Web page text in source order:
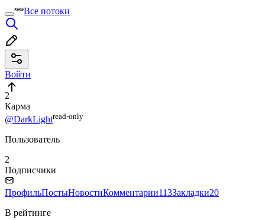
Все потоки
Войти
2
Карма
@DarkLightread⁠-⁠only
Пользователь
2
Подписчики
ПрофильПостыНовостиКомментарии113Закладки20
В рейтинге